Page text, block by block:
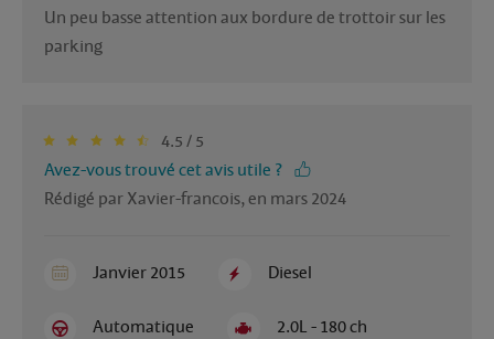
Un peu basse attention aux bordure de trottoir sur les
parking
4.5 / 5
Avez-vous trouvé cet avis utile ?
Rédigé par Xavier-francois, en mars 2024
Janvier 2015 Diesel
Automatique 2.0L - 180 ch